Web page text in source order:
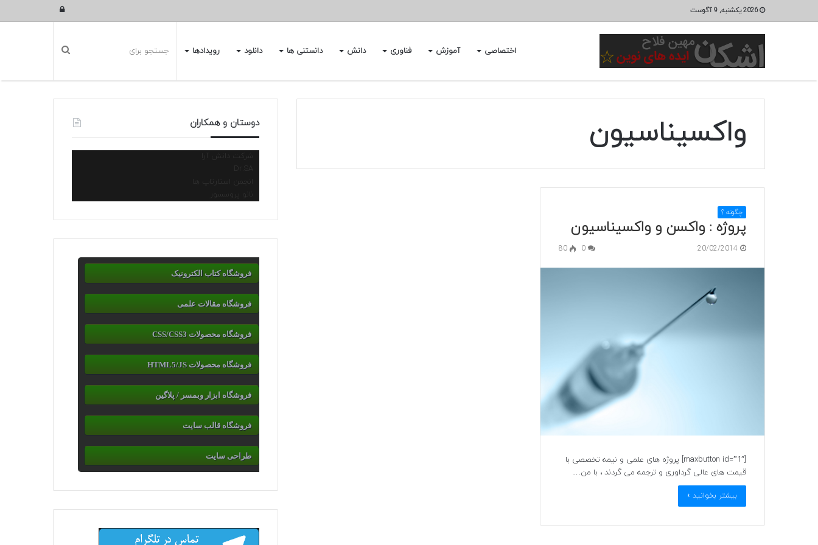
2026 یکشنبه, 9 آگوست ورود
اختصاصی آموزش فناوری دانش دانستنی ها دانلود رویدادها
واکسیناسیون
چگونه ؟
پروژه : واکسن و واکسیناسیون
20/02/2014
0
80
[maxbutton id=”1″] پروژه های علمی و نیمه تخصصی با
قیمت های عالی گرداوری و ترجمه می گردند ، با من…
بیشتر بخوانید »
دوستان و همکاران
شرکت دانش آرا
انجمن استارتاپ ها
نانو پروسسور
فروشگاه کتاب الکترونیک
فروشگاه مقالات علمی
فروشگاه محصولات CSS/CSS3
فروشگاه محصولات HTML5/JS
فروشگاه ابزار وبمسر / پلاگین
فروشگاه قالب سایت
طراحی سایت